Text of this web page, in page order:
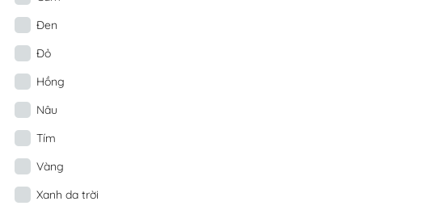
Đen
Đỏ
Hồng
Nâu
Tím
Vàng
Xanh da trời